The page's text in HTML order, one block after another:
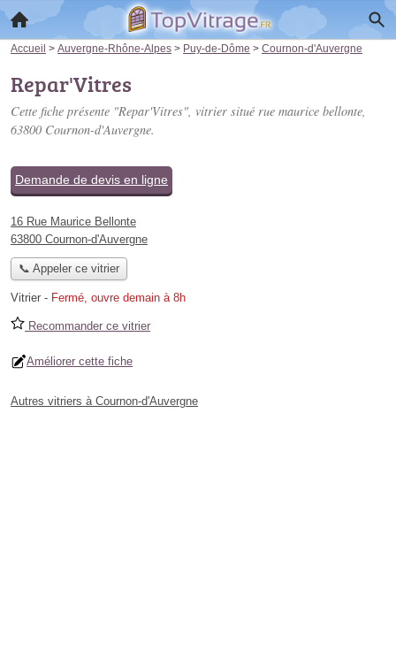
Accueil > Auvergne-Rhône-Alpes > Puy-de-Dôme > Cournon-d'Auvergne
Repar'Vitres
Cette fiche présente "Repar'Vitres", vitrier situé rue maurice bellonte,
63800 Cournon-d'Auvergne.
Demande de devis en ligne
16 Rue Maurice Bellonte
63800 Cournon-d'Auvergne
📞 Appeler ce vitrier
Vitrier - Fermé, ouvre demain à 8h
Recommander ce vitrier
Améliorer cette fiche
Autres vitriers à Cournon-d'Auvergne